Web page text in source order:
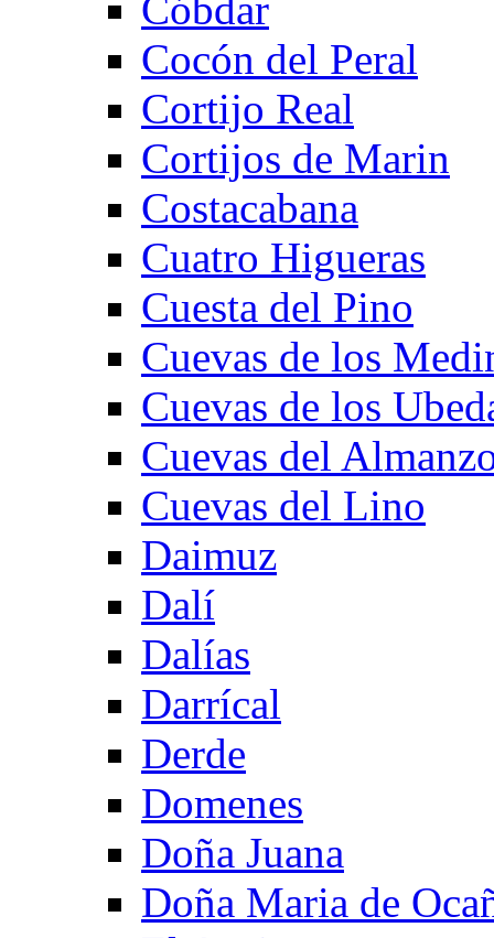
Cocón del Peral
Cortijo Real
Cortijos de Marin
Costacabana
Cuatro Higueras
Cuesta del Pino
Cuevas de los
Cuevas de los
Cuevas del
Cuevas del Lino
Daimuz
Dalí
Dalías
Darrícal
Derde
Domenes
Doña Juana
Doña Maria de